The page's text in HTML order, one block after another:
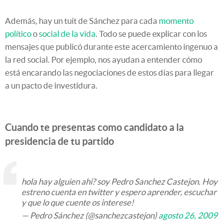
Además, hay un tuit de Sánchez para cada momento
políticoosocial de la vida. Todo se puede explicar con los
mensajes que publicó durante este acercamiento ingenuo a
la red social. Por ejemplo, nos ayudan a entender cómo
está encarando las negociaciones de estos días para llegar
a un pacto de investidura.
Cuando te presentas como candidato a la
presidencia de tu partido
hola hay alguien ahi? soy Pedro Sanchez Castejon. Hoy
estreno cuenta en twitter y espero aprender, escuchar
y que lo que cuente os interese!
— Pedro Sánchez (@sanchezcastejon)agosto 26, 2009